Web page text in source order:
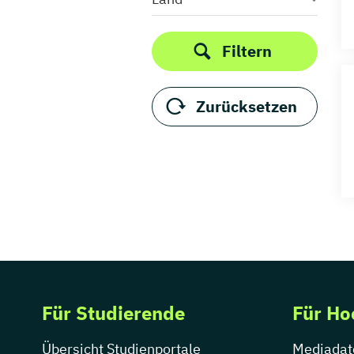
Medizintechnik
Musiktherapie
Ökotrophologie
Osteopathie
Psychotherapie
Filtern
Zurücksetzen
Für Studierende
Übersicht Studienportale
Für